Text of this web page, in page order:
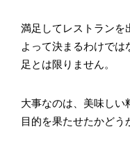
満足してレストランを
よって決まるわけで
足とは限りません。
大事なのは、美味しい
目的を果たせたかどう